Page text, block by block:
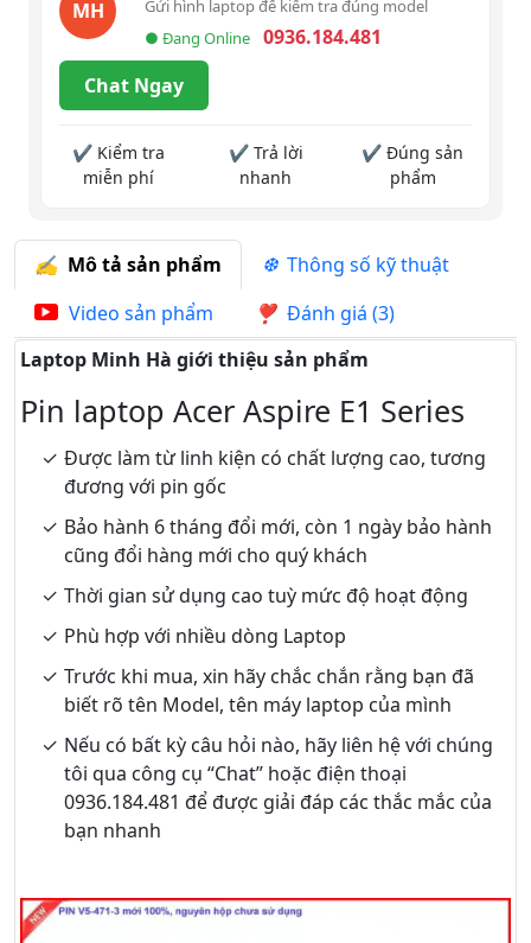
MH
Gửi hình laptop để kiểm tra đúng model
● Đang Online
0936.184.481
Chat Ngay
✔ Kiểm tra
miễn phí
✔ Trả lời
nhanh
✔ Đúng sản
phẩm
Mô tả sản phẩm
Thông số kỹ thuật
Video sản phẩm
Đánh giá (3)
Laptop Minh Hà giới thiệu sản phẩm
Pin laptop Acer Aspire E1 Series
Được làm từ linh kiện có chất lượng cao, tương
đương với pin gốc
Bảo hành 6 tháng đổi mới, còn 1 ngày bảo hành
cũng đổi hàng mới cho quý khách
Thời gian sử dụng cao tuỳ mức độ hoạt động
Phù hợp với nhiều dòng Laptop
Trước khi mua, xin hãy chắc chắn rằng bạn đã
biết rõ tên Model, tên máy laptop của mình
Nếu có bất kỳ câu hỏi nào, hãy liên hệ với chúng
tôi qua công cụ “Chat” hoặc điện thoại
0936.184.481 để được giải đáp các thắc mắc của
bạn nhanh